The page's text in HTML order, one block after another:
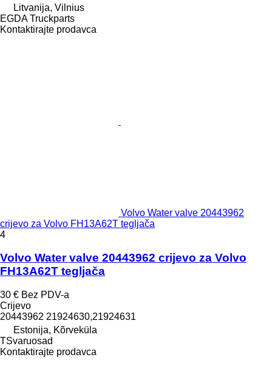
Litvanija, Vilnius
EGDA Truckparts
Kontaktirajte prodavca
Volvo Water valve 20443962
crijevo za Volvo FH13A62T tegljača
4
Volvo Water valve 20443962 crijevo za Volvo
FH13A62T tegljača
30 € Bez PDV-a
Crijevo
20443962 21924630,21924631
Estonija, Kõrveküla
TSvaruosad
Kontaktirajte prodavca